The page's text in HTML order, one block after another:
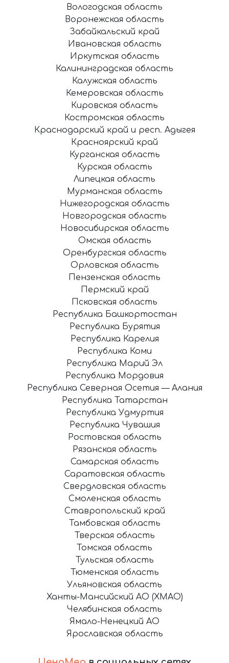
Вологодская область
Воронежская область
Забайкальский край
Ивановская область
Иркутская область
Калининградская область
Калужская область
Кемеровская область
Кировская область
Костромская область
Краснодарский край и респ. Адыгея
Красноярский край
Курганская область
Курская область
Липецкая область
Мурманская область
Нижегородская область
Новгородская область
Новосибирская область
Омская область
Оренбургская область
Орловская область
Пензенская область
Пермский край
Псковская область
Республика Башкортостан
Республика Бурятия
Республика Карелия
Республика Коми
Республика Марий Эл
Республика Мордовия
Республика Северная Осетия — Алания
Республика Татарстан
Республика Удмуртия
Республика Чувашия
Ростовская область
Рязанская область
Самарская область
Саратовская область
Свердловская область
Смоленская область
Ставропольский край
Тамбовская область
Тверская область
Томская область
Тульская область
Тюменская область
Ульяновская область
Ханты-Мансийский АО (ХМАО)
Челябинская область
Ямало-Ненецкий АО
Ярославская область